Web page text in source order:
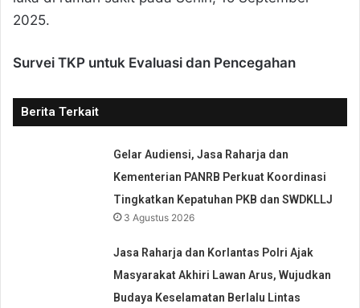
2025.
Survei TKP untuk Evaluasi dan Pencegahan
Berita Terkait
Gelar Audiensi, Jasa Raharja dan
Kementerian PANRB Perkuat Koordinasi
Tingkatkan Kepatuhan PKB dan SWDKLLJ
3 Agustus 2026
Jasa Raharja dan Korlantas Polri Ajak
Masyarakat Akhiri Lawan Arus, Wujudkan
Budaya Keselamatan Berlalu Lintas